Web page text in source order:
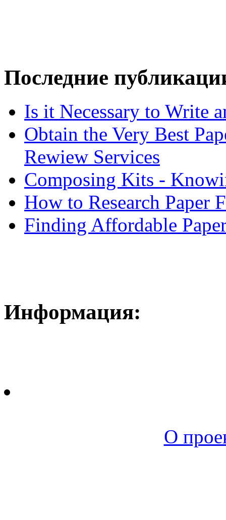
Последние
Is it Necessary to Write
Obtain the Very Best
Rewiew Services
Composing Kits -
How to Research Paper
Finding Affordable
Информация:
О